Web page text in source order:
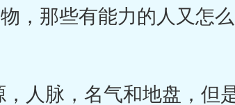
，那些有能力的人又怎
脉，名气和地盘，但